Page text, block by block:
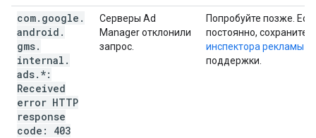
com. google .
android .
gms.
internal .
ads. *:
Received
error HTTP
response
code: 403
Серверы Ad
Manager отклонили
запрос.
Попробуйте позже.
постоянно, сохраните
инспектора рекламы
поддержки.